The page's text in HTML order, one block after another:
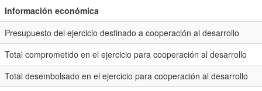
Información económica
Presupuesto del ejercicio destinado a cooperación al desarrollo
Total comprometido en el ejercicio para cooperación al desarrollo
Total desembolsado en el ejercicio para cooperación al desarrollo